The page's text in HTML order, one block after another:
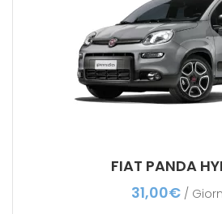
FIAT PANDA
31,00€ /